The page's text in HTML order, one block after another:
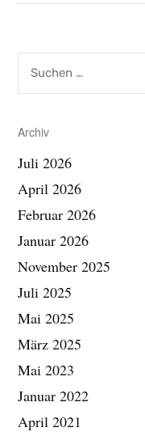
n
a
h
Archiv
Juli 2026
April 2026
Februar 2026
Januar 2026
November 2025
Juli 2025
Mai 2025
März 2025
Mai 2023
Januar 2022
April 2021